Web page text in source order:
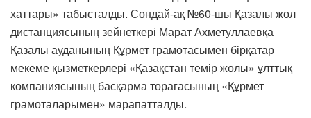
хаттары» табысталды. Сондай-ақ №60-шы Қазалы жол
дистанциясының зейнеткері Марат Ахметуллаевқа
Қазалы ауданының Құрмет грамотасымен бірқатар
мекеме қызметкерлері «Қазақстан темір жолы» ұлттық
компаниясының басқарма төрағасының «Құрмет
грамоталарымен» марапатталды.